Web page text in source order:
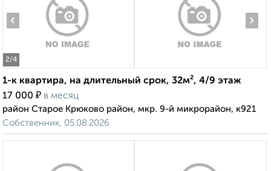
2/4
‹ ›
1-к квартира, на длительный срок, 32м², 4/9 этаж
17 000 ₽ в месяц
район Старое Крюково район, мкр. 9-й микрорайон, к921
Собственник, 05.08.2026